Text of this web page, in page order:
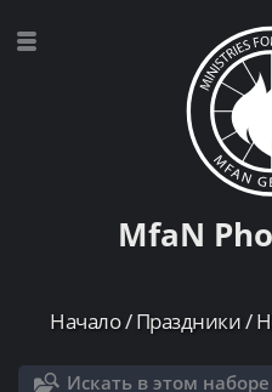
MfaN
Начало/Праздники/
Искать в этом наборе